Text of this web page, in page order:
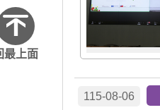
最上面
115-08-06